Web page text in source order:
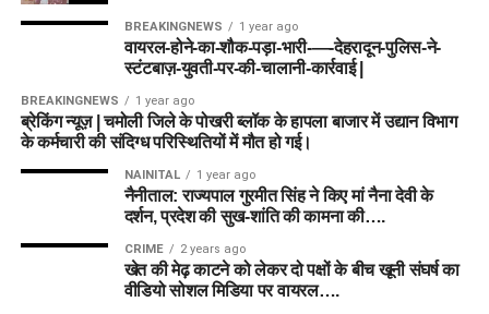
BREAKINGNEWS 1 year ago
वायरल-होने-का-शौक-पड़ा-भारी-—-देहरादून-पुलिस-ने-
स्टंटबाज़-युवती-पर-की-चालानी-कार्रवाई |
BREAKINGNEWS 1 year ago
ब्रेकिंग न्यूज़ | चमोली जिले के पोखरी ब्लॉक के हापला बाजार में उद्यान विभाग
के कर्मचारी की संदिग्ध परिस्थितियों में मौत हो गई।
NAINITAL 1 year ago
नैनीताल: राज्यपाल गुरमीत सिंह ने किए मां नैना देवी के
दर्शन, प्रदेश की सुख-शांति की कामना की….
CRIME 2 years ago
खेत की मेढ़ काटने को लेकर दो पक्षों के बीच खूनी संघर्ष का
वीडियो सोशल मिडिया पर वायरल….